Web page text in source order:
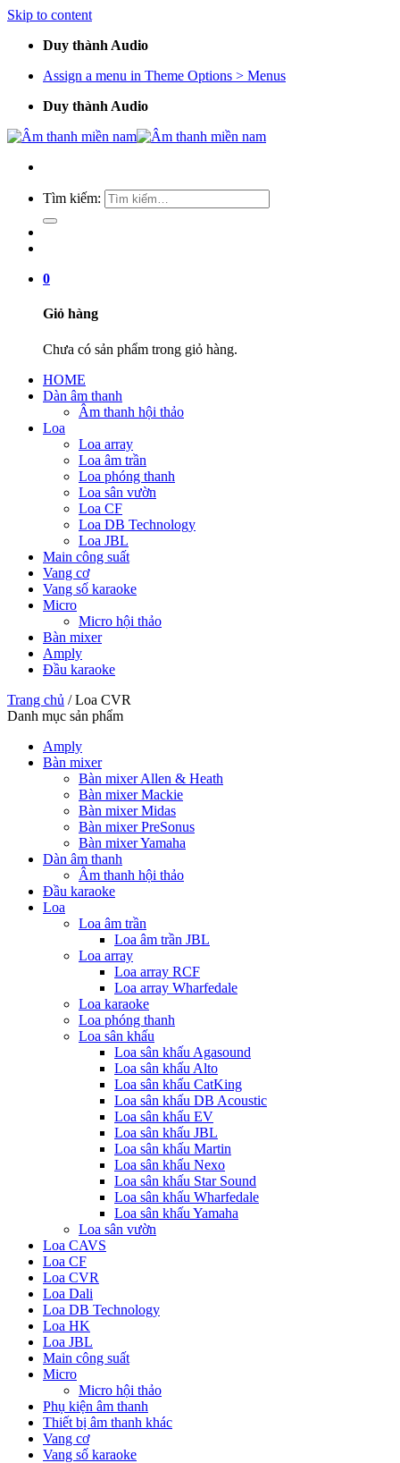
Skip to content
Duy thành Audio
Assign a menu in Theme Options > Menus
Duy thành Audio
Tìm kiếm:
0
Giỏ hàng
Chưa có sản phẩm trong giỏ hàng.
HOME
Dàn âm thanh
Âm thanh hội thảo
Loa
Loa array
Loa âm trần
Loa phóng thanh
Loa sân vườn
Loa CF
Loa DB Technology
Loa JBL
Main công suất
Vang cơ
Vang số karaoke
Micro
Micro hội thảo
Bàn mixer
Amply
Đầu karaoke
Trang chủ /Loa CVR
Danh mục sản phẩm
Amply
Bàn mixer
Bàn mixer Allen & Heath
Bàn mixer Mackie
Bàn mixer Midas
Bàn mixer PreSonus
Bàn mixer Yamaha
Dàn âm thanh
Âm thanh hội thảo
Đầu karaoke
Loa
Loa âm trần
Loa âm trần JBL
Loa array
Loa array RCF
Loa array Wharfedale
Loa karaoke
Loa phóng thanh
Loa sân khấu
Loa sân khấu Agasound
Loa sân khấu Alto
Loa sân khấu CatKing
Loa sân khấu DB Acoustic
Loa sân khấu EV
Loa sân khấu JBL
Loa sân khấu Martin
Loa sân khấu Nexo
Loa sân khấu Star Sound
Loa sân khấu Wharfedale
Loa sân khấu Yamaha
Loa sân vườn
Loa CAVS
Loa CF
Loa CVR
Loa Dali
Loa DB Technology
Loa HK
Loa JBL
Main công suất
Micro
Micro hội thảo
Phụ kiện âm thanh
Thiết bị âm thanh khác
Vang cơ
Vang số karaoke